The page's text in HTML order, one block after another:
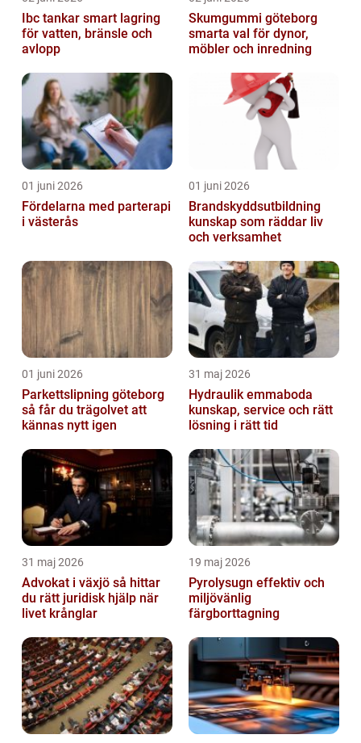
Ibc tankar smart lagring
för vatten, bränsle och
avlopp
Skumgummi göteborg
smarta val för dynor,
möbler och inredning
01 juni 2026
Fördelarna med parterapi
i västerås
01 juni 2026
Brandskyddsutbildning
kunskap som räddar liv
och verksamhet
01 juni 2026
Parkettslipning göteborg
så får du trägolvet att
kännas nytt igen
31 maj 2026
Hydraulik emmaboda
kunskap, service och rätt
lösning i rätt tid
31 maj 2026
Advokat i växjö så hittar
du rätt juridisk hjälp när
livet krånglar
19 maj 2026
Pyrolysugn effektiv och
miljövänlig
färgborttagning